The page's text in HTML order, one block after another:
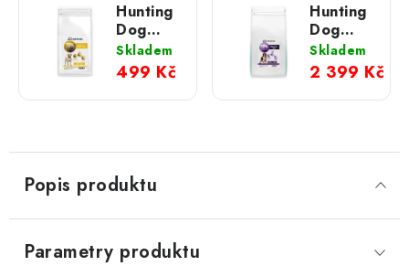
Hunting
Dog
PeptiVet
Healthy
Living;
1,5 kg
Skladem
499 Kč
Hunting
Dog
PeptiVet
Digestive;
10 kg
Skladem
2 399 Kč
Popis produktu
Parametry produktu